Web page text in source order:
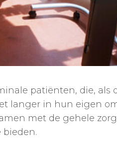
patiënten, die, als
langer in hun eigen
met de gehele